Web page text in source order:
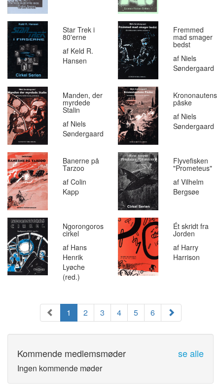
Star Trek i
80'erne
af Keld R.
Hansen
Fremmed
mad smager
bedst
af Niels
Søndergaard
Manden, der
myrdede
Stalin
af Niels
Søndergaard
Krononautens
påske
af Niels
Søndergaard
Banerne på
Tarzoo
af Colin
Kapp
Flyvefisken
"Prometeus"
af Vilhelm
Bergsøe
Ngorongoros
cirkel
af Hans
Henrik
Lyøche
(red.)
Ét skridt fra
Jorden
af Harry
Harrison
1 2 3 4 5 6
Kommende medlemsmøder se alle
Ingen kommende møder